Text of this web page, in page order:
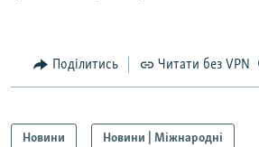
Поділитись Читати без VPN
Новини Новини | Міжнародні